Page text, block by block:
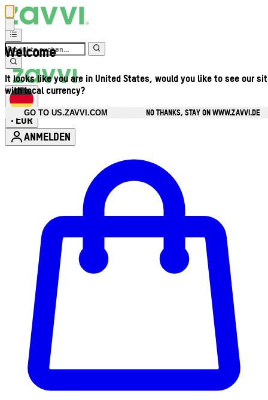
Welcome
It looks like you are in United States, would you like to see our
with local currency?
GO TO US.ZAVVI.COM
NO THANKS, STAY ON WWW.ZAVVI.DE
• EUR
ANMELDEN